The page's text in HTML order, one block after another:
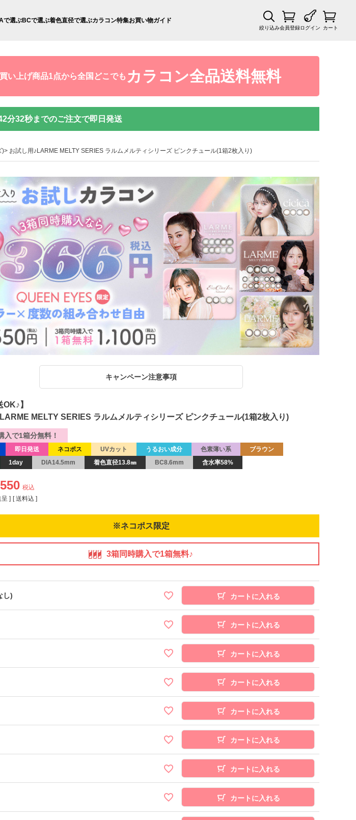
で選ぶBCで選ぶ着色直径で選ぶカラコン特集お買い物ガイド
絞り込み会員登録ログイン カート
い上げ商品1点から全国どこでも カラコン全品送料無料
分29秒までのご注文で即日発送
) お試し用♪LARME MELTY SERIES ラルムメルティシリーズ ピンクチュール(1箱2枚入り)
キャンペーン注意事項
OK♪】
MELTY SERIES ラルムメルティシリーズ ピンクチュール(1箱2枚入り)
即日発送 ネコポス UVカット うるおい成分 色素薄い系
ブラウン
1day DIA14.5mm 着色直径13.8㎜ BC8.6mm 含水率58%
入で1箱分無料！
550 税込
] 送料込
※ネコポス限定
3箱同時購入で1箱無料♪
し) カートに入れる
カートに入れる
カートに入れる
カートに入れる
カートに入れる
カートに入れる
カートに入れる
カートに入れる